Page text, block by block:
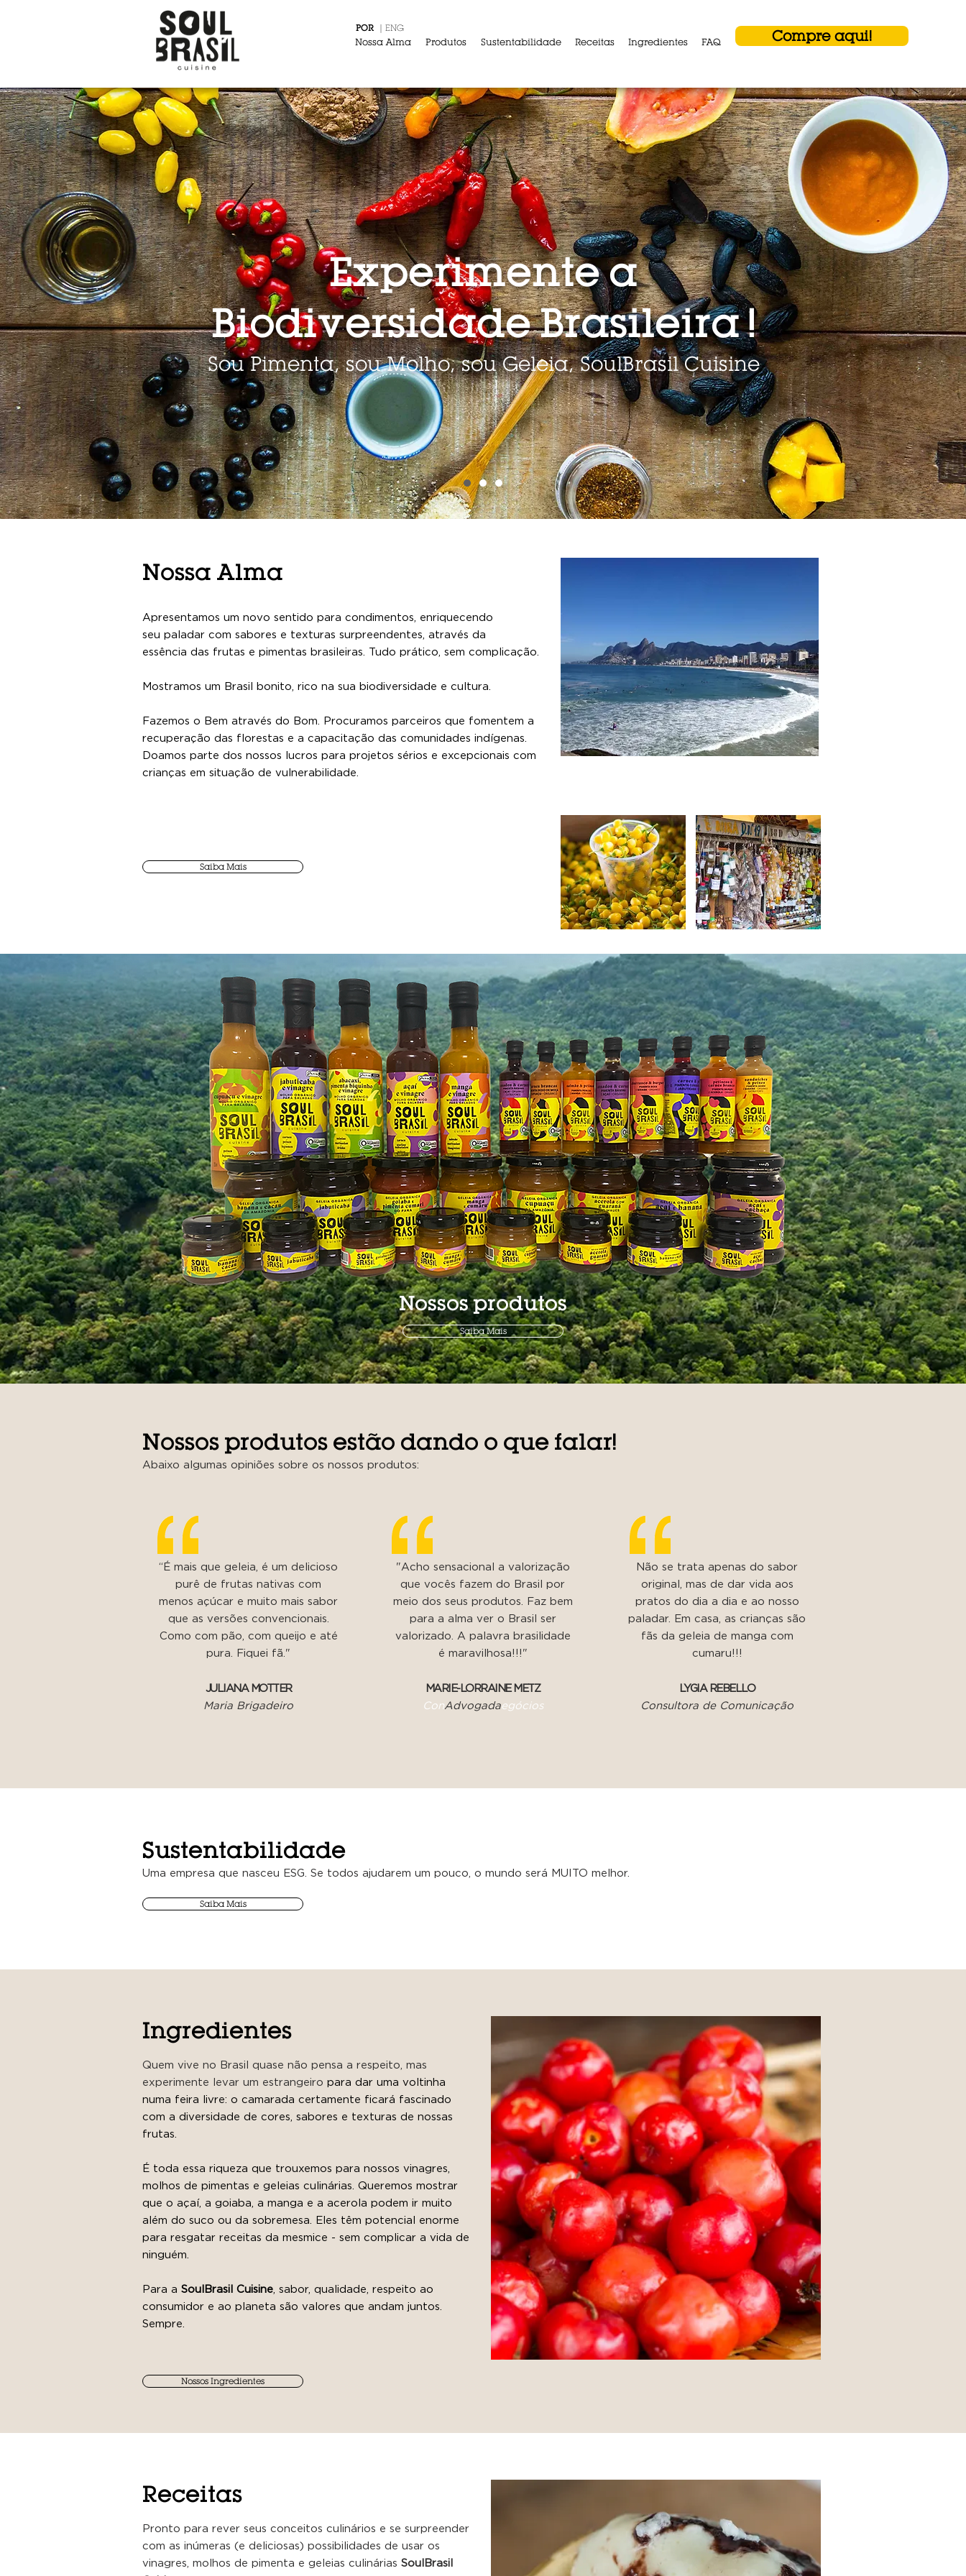
POR | ENG
Nossa Alma Produtos Sustentabilidade Receitas Ingredientes FAQ Compre aqui!
POR| SPA | ENG
Experimente a
Biodiversidade Brasileira !
Sou Pimenta, sou Molho, sou Geleia, SoulBrasil Cuisine
Nossa Alma
Apresentamos um novo sentido para condimentos, enriquecendo
seu paladar com sabores e texturas surpreendentes, através da
essência das frutas e pimentas brasileiras. Tudo prático, sem complicação.
Mostramos um Brasil bonito, rico na sua biodiversidade e cultura.
Fazemos o Bem através do Bom. Procuramos parceiros que fomentem a
recuperação das florestas e a capacitação das comunidades indígenas.
Doamos parte dos nossos lucros para projetos sérios e excepcionais com
crianças em situação de vulnerabilidade.
Saiba Mais
Nossos produtos
Saiba Mais
Nossos produtos estão dando o que falar!
Abaixo algumas opiniões sobre os nossos produtos:
“É mais que geleia, é um delicioso
purê de frutas nativas com
menos açúcar e muito mais sabor
que as versões convencionais.
Como com pão, com queijo e até
pura. Fiquei fã."
JULIANA MOTTER
Maria Brigadeiro
"Acho sensacional a valorização
que vocês fazem do Brasil por
meio dos seus produtos. Faz bem
para a alma ver o Brasil ser
valorizado. A palavra brasilidade
é maravilhosa!!!"
MARIE-LORRAINE METZ
ConAdvogadaegócios
Não se trata apenas do sabor
original, mas de dar vida aos
pratos do dia a dia e ao nosso
paladar. Em casa, as crianças são
fãs da geleia de manga com
cumaru!!!
LYGIA REBELLO
Consultora de Comunicação
Sustentabilidade
Uma empresa que nasceu ESG. Se todos ajudarem um pouco, o mundo será MUITO melhor.
Saiba Mais
Ingredientes
Quem vive no Brasil quase não pensa a respeito, mas
experimente levar um estrangeiro para dar uma voltinha
numa feira livre: o camarada certamente ficará fascinado
com a diversidade de cores, sabores e texturas de nossas
frutas.
É toda essa riqueza que trouxemos para nossos vinagres,
molhos de pimentas e geleias culinárias. Queremos mostrar
que o açaí, a goiaba, a manga e a acerola podem ir muito
além do suco ou da sobremesa. Eles têm potencial enorme
para resgatar receitas da mesmice - sem complicar a vida de
ninguém.
Para a SoulBrasil Cuisine , sabor, qualidade, respeito ao
consumidor e ao planeta são valores que andam juntos.
Sempre.
Nossos Ingredientes
Receitas
Pronto para rever seus conceitos culinários e se surpreender
com as inúmeras (e deliciosas) possibilidades de usar os
vinagres, molhos de pimenta e geleias culinárias SoulBrasil